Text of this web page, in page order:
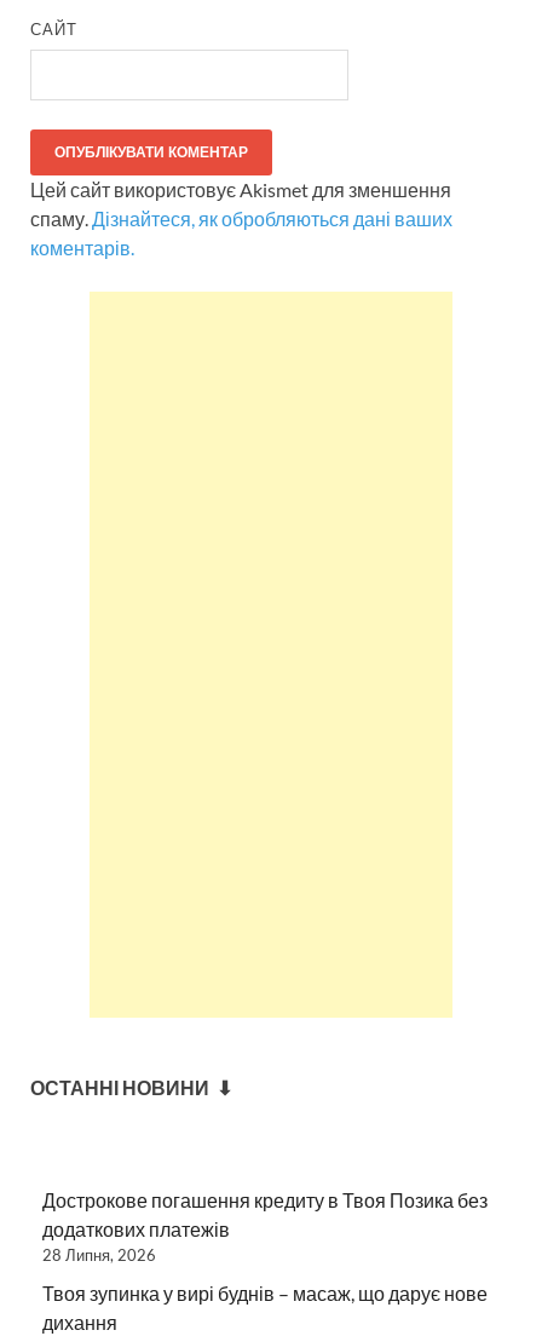
САЙТ
Цей сайт використовує Akismet для зменшення
спаму. Дізнайтеся, як обробляються дані ваших
коментарів.
ОСТАННІ НОВИНИ ⬇
Дострокове погашення кредиту в Твоя Позика без
додаткових платежів
28 Липня, 2026
Твоя зупинка у вирі буднів – масаж, що дарує нове
дихання